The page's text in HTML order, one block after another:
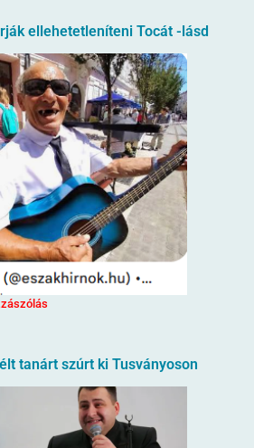
ellehetetleníteni Tocát -lásd
tanárt szúrt ki Tusványoson